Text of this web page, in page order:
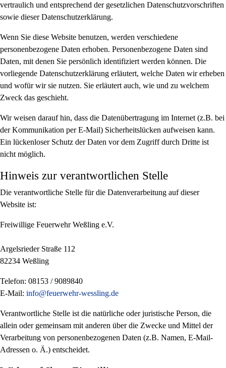
vertraulich und entsprechend der gesetzlichen Datenschutzvorschriften
sowie dieser Datenschutzerklärung.
Wenn Sie diese Website benutzen, werden verschiedene
personenbezogene Daten erhoben. Personenbezogene Daten sind
Daten, mit denen Sie persönlich identifiziert werden können. Die
vorliegende Datenschutzerklärung erläutert, welche Daten wir erheben
und wofür wir sie nutzen. Sie erläutert auch, wie und zu welchem
Zweck das geschieht.
Wir weisen darauf hin, dass die Datenübertragung im Internet (z.B. bei
der Kommunikation per E-Mail) Sicherheitslücken aufweisen kann.
Ein lückenloser Schutz der Daten vor dem Zugriff durch Dritte ist
nicht möglich.
Hinweis zur verantwortlichen Stelle
Die verantwortliche Stelle für die Datenverarbeitung auf dieser
Website ist:
Freiwillige Feuerwehr Weßling e.V.
Argelsrieder Straße 112
82234 Weßling
Telefon: 08153 / 9089840
E-Mail: info@feuerwehr-wessling.de
Verantwortliche Stelle ist die natürliche oder juristische Person, die
allein oder gemeinsam mit anderen über die Zwecke und Mittel der
Verarbeitung von personenbezogenen Daten (z.B. Namen, E-Mail-
Adressen o. Ä.) entscheidet.